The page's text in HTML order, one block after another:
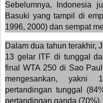
Sebelumnya, Indonesia
Basuki yang tampil di
1996, 2000) dan sempat
Dalam dua tahun terakhir,
13 gelar ITF di tunggal
final WTA 250 di Sao
mengesankan, yakni
pertandingan tunggal
pertandingan ganda (70%).